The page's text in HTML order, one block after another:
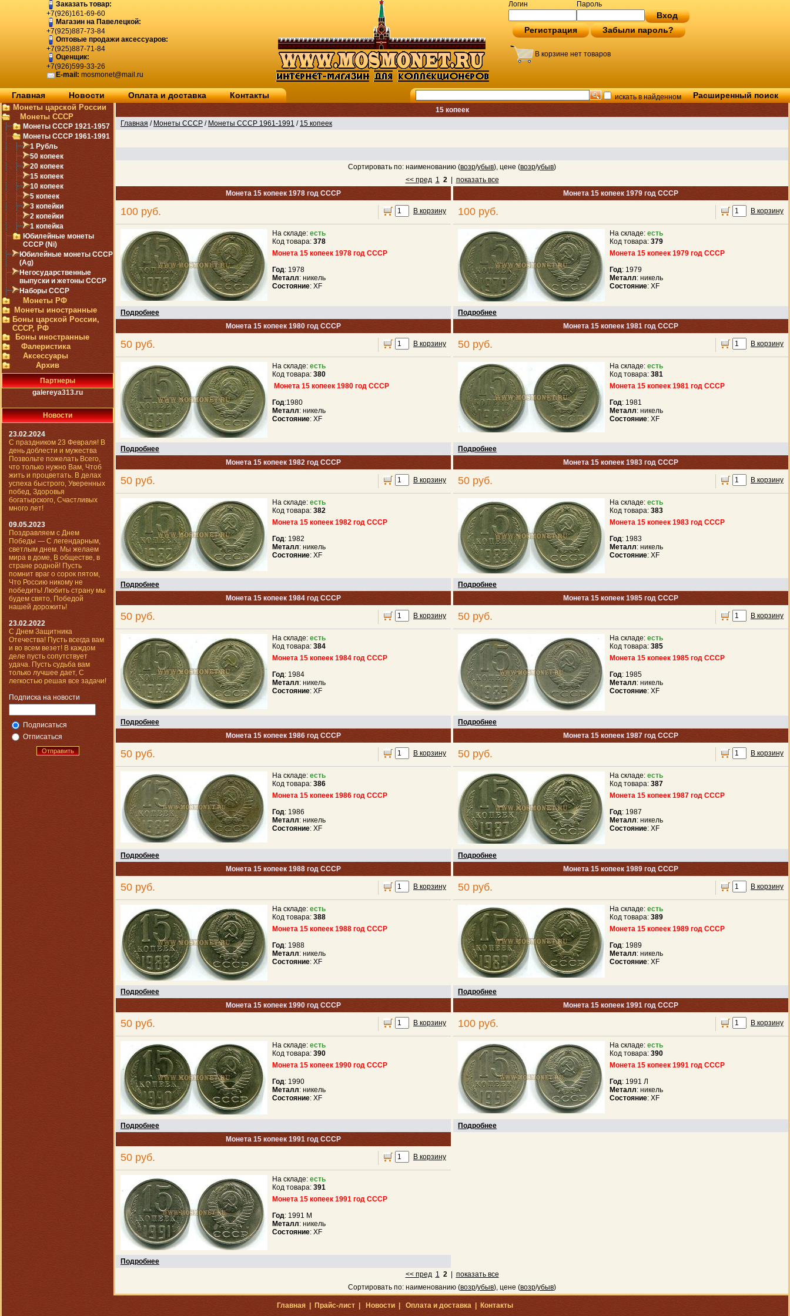
Заказать товар:
+7(926)161-69-60
Магазин на Павелецкой:
+7(925)887-73-84
Оптовые продажи аксессуаров:
+7(925)887-71-84
Оценщик:
+7(926)599-33-26
E-mail: mosmonet@mail.ru
Логин Пароль
Вход
Регистрация
Забыли пароль?
В корзине нет товаров
Главная Новости Оплата и доставка Контакты искать в найденном Расширенный поиск
Монеты царской России
Монеты СССР
Монеты СССР 1921-1957
Монеты СССР 1961-1991
1 Рубль
50 копеек
20 копеек
15 копеек
10 копеек
5 копеек
3 копейки
2 копейки
1 копейка
Юбилейные монеты
СССР (Ni)
Юбилейные монеты СССР
(Ag)
Негосударственные
выпуски и жетоны СССР
Наборы СССР
Монеты РФ
Монеты иностранные
Боны царской России,
СССР, РФ
Боны иностранные
Фалеристика
Аксессуары
Архив
Партнеры
galereya313.ru
Новости
23.02.2024
С праздником 23 Февраля! В
день доблести и мужества
Позвольте пожелать Всего,
что только нужно Вам, Чтоб
жить и процветать. В делах
успеха быстрого, Уверенных
побед, Здоровья
богатырского, Счастливых
много лет!
09.05.2023
Поздравляем с Днем
Победы — С легендарным,
светлым днем. Мы желаем
мира в доме, В обществе, в
стране родной! Пусть
помнит враг о сорок пятом,
Что Россию никому не
победить! Любить страну мы
будем свято, Победой
нашей дорожить!
23.02.2022
С Днем Защитника
Отечества! Пусть всегда вам
и во всем везет! В каждом
деле пусть сопутствует
удача. Пусть судьба вам
только лучшее дает, С
легкостью решая все задачи!
Подписка на новости
Подписаться
Отписаться
Отправить
15 копеек
Главная / Монеты СССР / Монеты СССР 1961-1991 / 15 копеек
Сортировать по: наименованию (возр/убыв), цене (возр/убыв)
<< пред 1 2| показать все
Монета 15 копеек 1978 год СССР
100 руб. В корзину
На складе: есть
Код товара: 378
Монета 15 копеек 1978 год СССР
Год: 1978
Металл: никель
Состояние: XF
Монета 15 копеек 1979 год СССР
100 руб. В корзину
На складе: есть
Код товара: 379
Монета 15 копеек 1979 год СССР
Год: 1979
Металл: никель
Состояние: XF
Подробнее
Подробнее
Монета 15 копеек 1980 год СССР
50 руб. В корзину
На складе: есть
Код товара: 380
Монета 15 копеек 1980 год СССР
Год:1980
Металл: никель
Состояние: XF
Монета 15 копеек 1981 год СССР
50 руб. В корзину
На складе: есть
Код товара: 381
Монета 15 копеек 1981 год СССР
Год: 1981
Металл: никель
Состояние: XF
Подробнее
Подробнее
Монета 15 копеек 1982 год СССР
50 руб. В корзину
На складе: есть
Код товара: 382
Монета 15 копеек 1982 год СССР
Год: 1982
Металл: никель
Состояние: XF
Монета 15 копеек 1983 год СССР
50 руб. В корзину
На складе: есть
Код товара: 383
Монета 15 копеек 1983 год СССР
Год: 1983
Металл: никель
Состояние: XF
Подробнее
Подробнее
Монета 15 копеек 1984 год СССР
50 руб. В корзину
На складе: есть
Код товара: 384
Монета 15 копеек 1984 год СССР
Год: 1984
Металл: никель
Состояние: XF
Монета 15 копеек 1985 год СССР
50 руб. В корзину
На складе: есть
Код товара: 385
Монета 15 копеек 1985 год СССР
Год: 1985
Металл: никель
Состояние: XF
Подробнее
Подробнее
Монета 15 копеек 1986 год СССР
50 руб. В корзину
На складе: есть
Код товара: 386
Монета 15 копеек 1986 год СССР
Год: 1986
Металл: никель
Состояние: XF
Монета 15 копеек 1987 год СССР
50 руб. В корзину
На складе: есть
Код товара: 387
Монета 15 копеек 1987 год СССР
Год: 1987
Металл: никель
Состояние: XF
Подробнее
Подробнее
Монета 15 копеек 1988 год СССР
50 руб. В корзину
На складе: есть
Код товара: 388
Монета 15 копеек 1988 год СССР
Год: 1988
Металл: никель
Состояние: XF
Монета 15 копеек 1989 год СССР
50 руб. В корзину
На складе: есть
Код товара: 389
Монета 15 копеек 1989 год СССР
Год: 1989
Металл: никель
Состояние: XF
Подробнее
Подробнее
Монета 15 копеек 1990 год СССР
50 руб. В корзину
На складе: есть
Код товара: 390
Монета 15 копеек 1990 год СССР
Год: 1990
Металл: никель
Состояние: XF
Монета 15 копеек 1991 год СССР
100 руб. В корзину
На складе: есть
Код товара: 390
Монета 15 копеек 1991 год СССР
Год: 1991 Л
Металл: никель
Состояние: XF
Подробнее
Подробнее
Монета 15 копеек 1991 год СССР
50 руб. В корзину
На складе: есть
Код товара: 391
Монета 15 копеек 1991 год СССР
Год: 1991 М
Металл: никель
Состояние: XF
Подробнее
<< пред 1 2| показать все
Сортировать по: наименованию (возр/убыв), цене (возр/убыв)
Главная Прайс-лист Новости Оплата и доставка Контакты